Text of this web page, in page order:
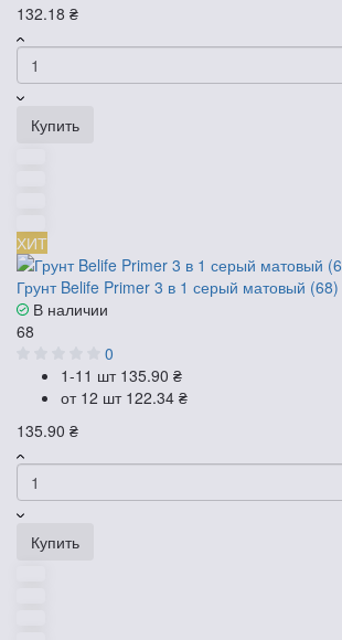
132.18 ₴
Купить
ХИТ
Грунт Belife Primer 3 в 1 серый матовый (68)
В наличии
68
0
1-11 шт 135.90 ₴
от 12 шт 122.34 ₴
135.90 ₴
Купить